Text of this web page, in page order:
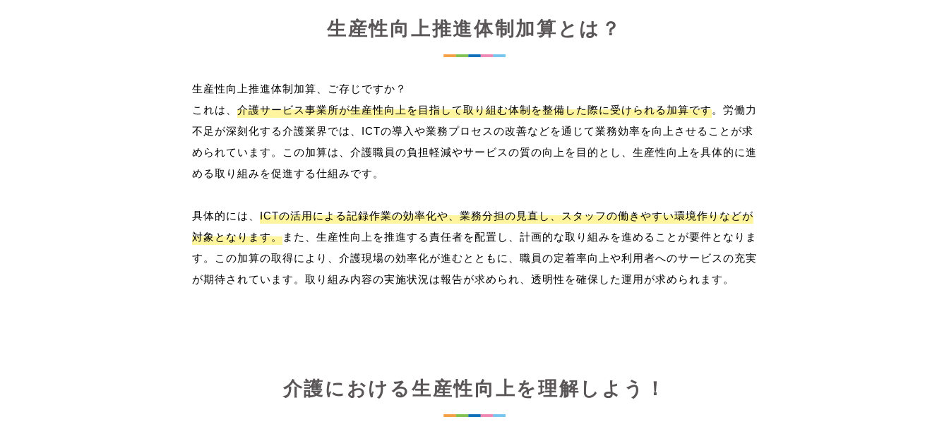
生産性向上推進体制加算とは？
生産性向上推進体制加算、ご存じですか？
これは、 介護サービス事業所が生産性向上を目指して取り組む体制を整備した際に受けられる加算です。労働力
不足が深刻化する介護業界では、ICTの導入や業務プロセスの改善などを通じて業務効率を向上させることが求
められています。この加算は、介護職員の負担軽減やサービスの質の向上を目的とし、生産性向上を具体的に進
める取り組みを促進する仕組みです。
具体的には、 ICTの活用による記録作業の効率化や、業務分担の見直し、スタッフの働きやすい環境作りなどが
対象となります。また、生産性向上を推進する責任者を配置し、計画的な取り組みを進めることが要件となりま
す。この加算の取得により、介護現場の効率化が進むとともに、職員の定着率向上や利用者へのサービスの充実
介護における生産性向上を理解しよう！